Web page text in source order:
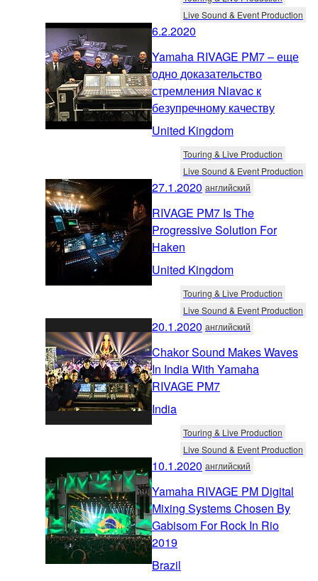
Live Sound & Event Production
6.2.2020
Yamaha RIVAGE PM7 – еще
одно доказательство
стремления Niavac к
безупречному качеству
United Kingdom
Touring & Live Production
Live Sound & Event Production
27.1.2020 английский
RIVAGE PM7 Is The
Progressive Solution For
Haken
United Kingdom
Touring & Live Production
Live Sound & Event Production
20.1.2020 английский
Chakor Sound Makes Waves
In India With Yamaha
RIVAGE PM7
India
Touring & Live Production
Live Sound & Event Production
10.1.2020 английский
Yamaha RIVAGE PM Digital
Mixing Systems Chosen By
Gabisom For Rock In Rio
2019
Brazil